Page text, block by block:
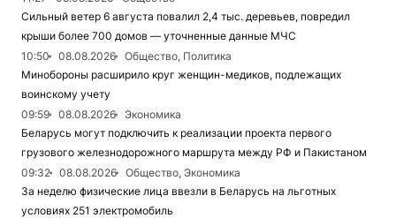
Сильный ветер 6 августа повалил 2,4 тыс. деревьев, повредил
крыши более 700 домов — уточненные данные МЧС
10:50
08.08.2026
Общество, Политика
Минобороны расширило круг женщин-медиков, подлежащих
воинскому учету
09:59
08.08.2026
Экономика
Беларусь могут подключить к реализации проекта первого
грузового железнодорожного маршрута между РФ и Пакистаном
09:32
08.08.2026
Общество, Экономика
За неделю физические лица ввезли в Беларусь на льготных
условиях 251 электромобиль